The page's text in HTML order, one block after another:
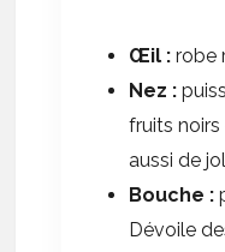
Œil :robe
Nez :
fruits
aussi de
Bouche :
Dévoile